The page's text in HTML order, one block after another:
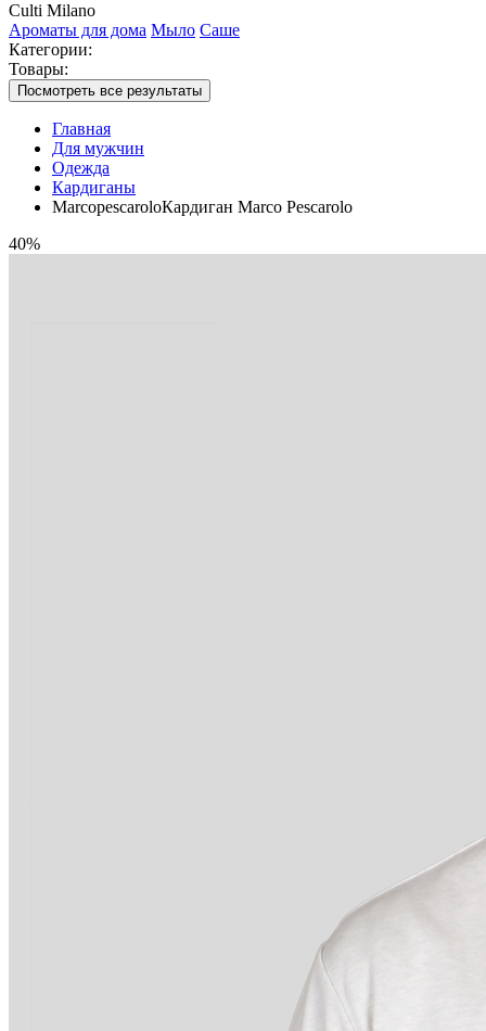
Culti Milano
Ароматы для дома Мыло Саше
Категории:
Товары:
Посмотреть все результаты
Главная
Для мужчин
Одежда
Кардиганы
MarcopescaroloКардиган Marco Pescarolo
40%